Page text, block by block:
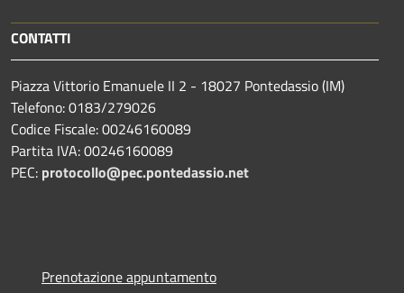
CONTATTI
Piazza Vittorio Emanuele II 2 - 18027 Pontedassio (IM)
Telefono: 0183/279026
Codice Fiscale: 00246160089
Partita IVA: 00246160089
PEC: protocollo@pec.pontedassio.net
Prenotazione appuntamento